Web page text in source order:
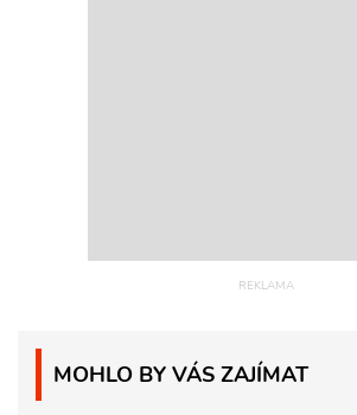
MOHLO BY VÁS ZAJÍMAT